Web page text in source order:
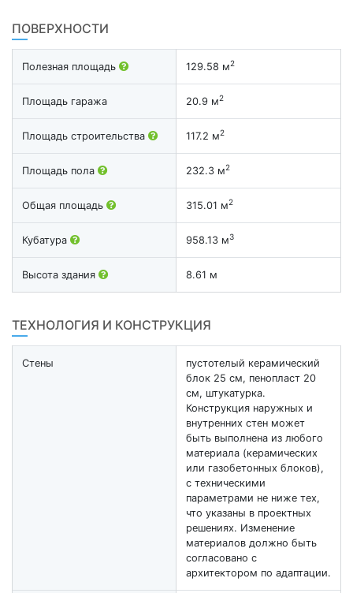
ПОВЕРХНОСТИ
Полезная площадь 129.58 м2
Площадь гаража 20.9 м2
Площадь строительства 117.2 м2
Площадь пола 232.3 м2
Общая площадь 315.01 м2
Кубатура 958.13 м3
Высота здания 8.61 м
ТЕХНОЛОГИЯ И КОНСТРУКЦИЯ
Стены
пустотелый керамический
блок 25 см, пенопласт 20
см, штукатурка.
Конструкция наружных и
внутренних стен может
быть выполнена из любого
материала (керамических
или газобетонных блоков),
с техническими
параметрами не ниже тех,
что указаны в проектных
решениях. Изменение
материалов должно быть
согласовано с
архитектором по адаптации.